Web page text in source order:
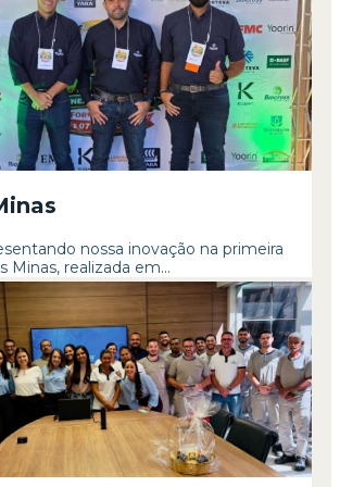
nossa inovação na primeira
Minas, realizada em...